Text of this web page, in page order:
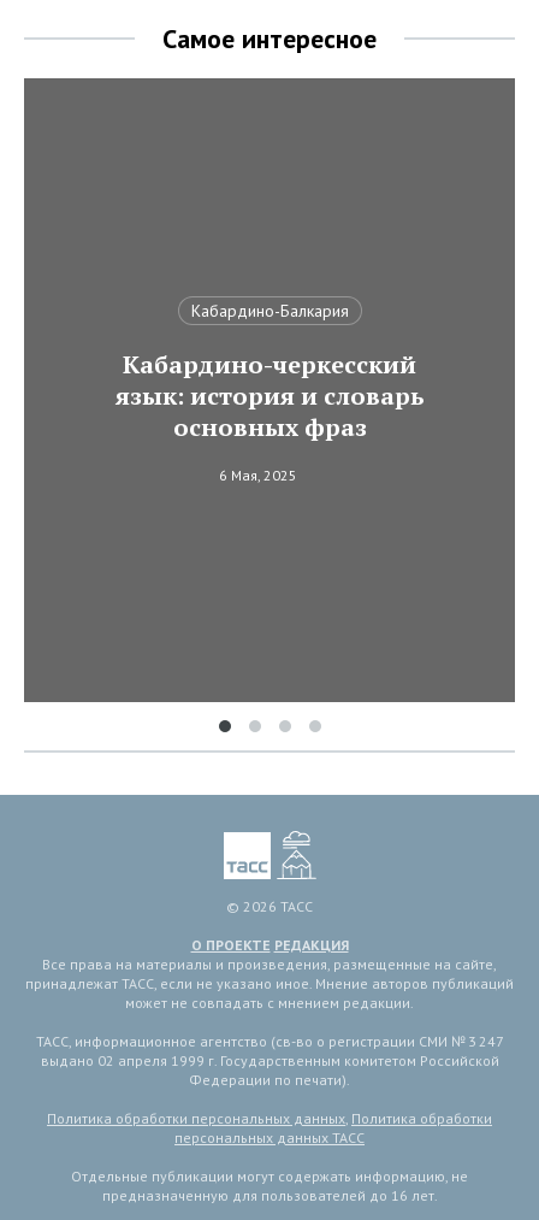
Самое интересное
Кабардино-Балкария
Кабардино-черкесский
язык: история и словарь
основных фраз
6 Мая, 2025
© 2026 ТАСС
О ПРОЕКТЕ РЕДАКЦИЯ
Все права на материалы и произведения, размещенные на сайте,
принадлежат ТАСС, если не указано иное. Мнение авторов публикаций
может не совпадать с мнением редакции.
ТАСС, информационное агентство (св-во о регистрации СМИ № 3 247
выдано 02 апреля 1999 г. Государственным комитетом Российской
Федерации по печати).
Политика обработки персональных данных, Политика обработки
персональных данных ТАСС
Отдельные публикации могут содержать информацию, не
предназначенную для пользователей до 16 лет.